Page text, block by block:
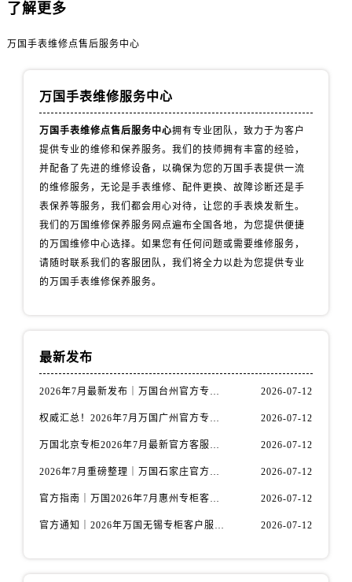
内蒙古自治区锡林郭勒盟市锡林浩特市光明街与额尔敦路交叉口万国售后服务中心（需提前预约）
山西省长治市潞州区英雄中路万国售后服务中心（需提前预约）
安徽省黄山市屯溪区黄山西路万国售后服务中心（需提前预约）
了解更多
万国手表维修点售后服务中心
万国手表维修服务中心
万国手表维修点售后服务中心拥有专业团队，致力于为客户
提供专业的维修和保养服务。我们的技师拥有丰富的经验，
并配备了先进的维修设备，以确保为您的万国手表提供一流
的维修服务，无论是手表维修、配件更换、故障诊断还是手
表保养等服务，我们都会用心对待，让您的手表焕发新生。
我们的万国维修保养服务网点遍布全国各地，为您提供便捷
的万国维修中心选择。如果您有任何问题或需要维修服务，
请随时联系我们的客服团队，我们将全力以赴为您提供专业
的万国手表维修保养服务。
最新发布
2026年7月最新发布｜万国台州官方专柜客户服务热线与专柜信息攻略 2026-07-12
权威汇总！2026年7月万国广州官方专柜客户服务电话及门店名录 2026-07-12
万国北京专柜2026年7月最新官方客服热线｜门店信息及服务攻略发布 2026-07-12
2026年7月重磅整理｜万国石家庄官方专柜服务电话&客户服务中心公告 2026-07-12
官方指南｜万国2026年7月惠州专柜客户服务热线与门店信息全攻略 2026-07-12
官方通知｜2026年万国无锡专柜客户服务热线全新升级（附7月最新专柜信息汇总） 2026-07-12